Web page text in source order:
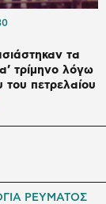
τα
τρίμηνο λόγω
του πετρελαίου
ΡΕΥΜΑΤΟΣ